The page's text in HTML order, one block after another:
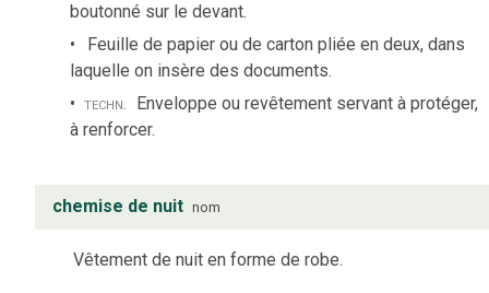
boutonné sur le devant.
Feuille de papier ou de carton pliée en deux, dans
laquelle on insère des documents.
techn. Enveloppe ou revêtement servant à protéger,
à renforcer.
chemise de nuit nom
Vêtement de nuit en forme de robe.